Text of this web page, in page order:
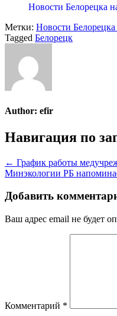
Новости Белорецка
Метки: Новости
Tagged Белорецк
Author: efir
Навигация по
← График работы
Минэкологии РБ
Добавить
Ваш адрес email не будет
Комментарий *